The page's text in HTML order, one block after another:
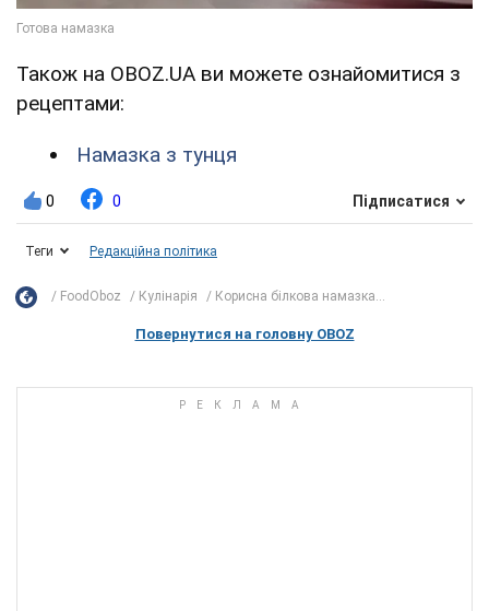
Також на OBOZ.UA ви можете ознайомитися з
рецептами:
Намазка з тунця
0 0 Підписатися
Теги Редакційна політика
FoodOboz Кулінарія Корисна білкова намазка...
Повернутися на головну OBOZ